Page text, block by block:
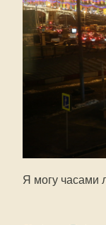
Я могу часами